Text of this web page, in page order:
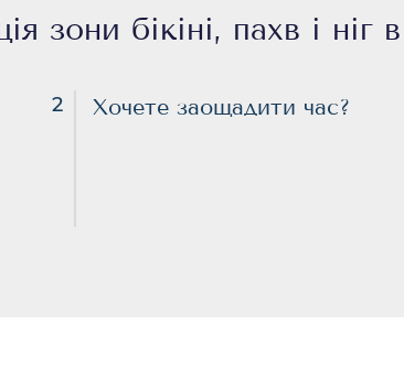
зони бікіні, пахв і
2 Хочете заощадити час?